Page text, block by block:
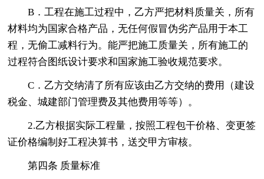
B．工程在施工过程中，乙方严把材料质量关，所有
材料均为国家合格产品，无任何假冒伪劣产品用于本工
程，无偷工减料行为。能严把施工质量关，所有施工的
过程符合图纸设计要求和国家施工验收规范要求。
C．乙方交纳清了所有应该由乙方交纳的费用（建设
税金、城建部门管理费及其他费用等等）。
2.乙方根据实际工程量，按照工程包干价格、变更签
证价格编制好工程决算书，送交甲方审核。
第四条 质量标准